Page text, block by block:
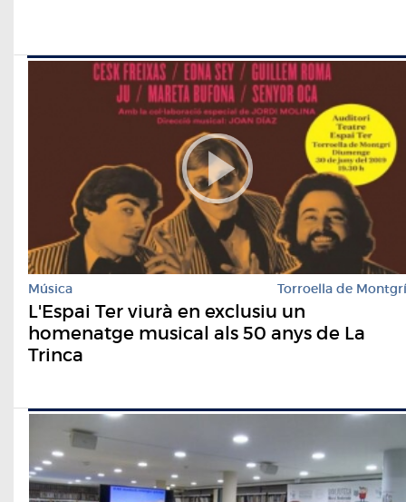
Música Torroella de Montgrí
L'Espai Ter viurà en exclusiu un
homenatge musical als 50 anys de La
Trinca